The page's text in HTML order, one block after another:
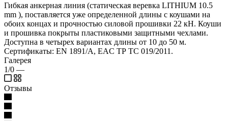
Гибкая анкерная линия (статическая веревка LITHIUM 10.5
mm ), поставляется уже определенной длины с коушами на
обоих концах и прочностью силовой прошивки 22 кН. Коуши
и прошивка покрыты пластиковыми защитными чехлами.
Доступна в четырех вариантах длины от 10 до 50 м.
Сертификаты: EN 1891/A, EAC ТР ТС 019/2011.
Галерея
1/0 —
Отзывы